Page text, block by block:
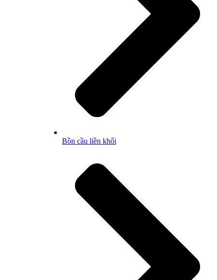
Bồn cầu liền khối